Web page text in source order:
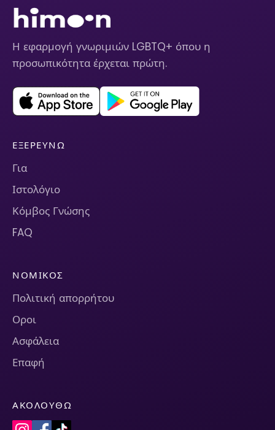
Η εφαρμογή γνωριμιών LGBTQ+ όπου η
προσωπικότητα έρχεται πρώτη.
ΕΞΕΡΕΥΝΏ
Για
Ιστολόγιο
Κόμβος Γνώσης
FAQ
ΝΟΜΙΚΌΣ
Πολιτική απορρήτου
Οροι
Ασφάλεια
Επαφή
ΑΚΟΛΟΥΘΏ